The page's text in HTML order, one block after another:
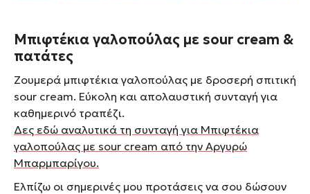
Μπιφτέκια γαλοπούλας με sour cream &
πατάτες
Ζουμερά μπιφτέκια γαλοπούλας με δροσερή σπιτική
sour cream. Εύκολη και απολαυστική συνταγή για
καθημερινό τραπέζι.
Δες εδώ αναλυτικά τη συνταγή για Μπιφτέκια
γαλοπούλας με sour cream από την Αργυρώ
Μπαρμπαρίγου.
Ελπίζω οι σημερινές μου προτάσεις να σου δώσουν